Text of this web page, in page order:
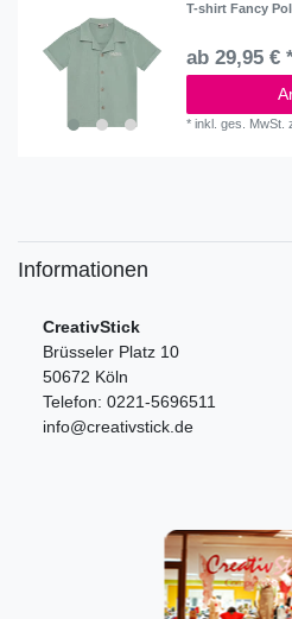
T-shirt Fancy
ab 29,95 €
*inkl. ges. MwSt.
Informationen
CreativStick
Brüsseler Platz 10
50672 Köln
Telefon: 0221-5696511
info@creativstick.de